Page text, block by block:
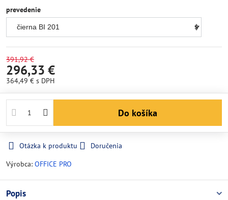
prevedenie
391,92 €
296,33 €
364,49 € s DPH
Do košíka
Otázka k produktu
Doručenia
Výrobca: OFFICE PRO
Popis